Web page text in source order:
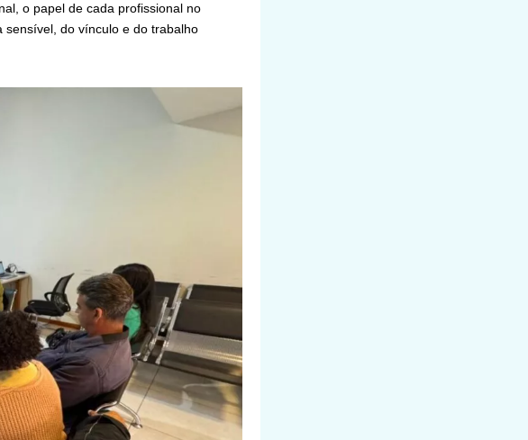
o papel de cada profissional no
sensível, do vínculo e do trabalho